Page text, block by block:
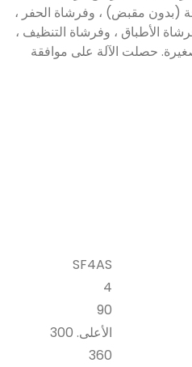
(بدون مقبض) ، وفرشاة الحفر ،
الأطباق ، وفرشاة التنظيف ،
حصلت الآلة على موافقة
SF4AS
4
90
الأعلى. 300
360